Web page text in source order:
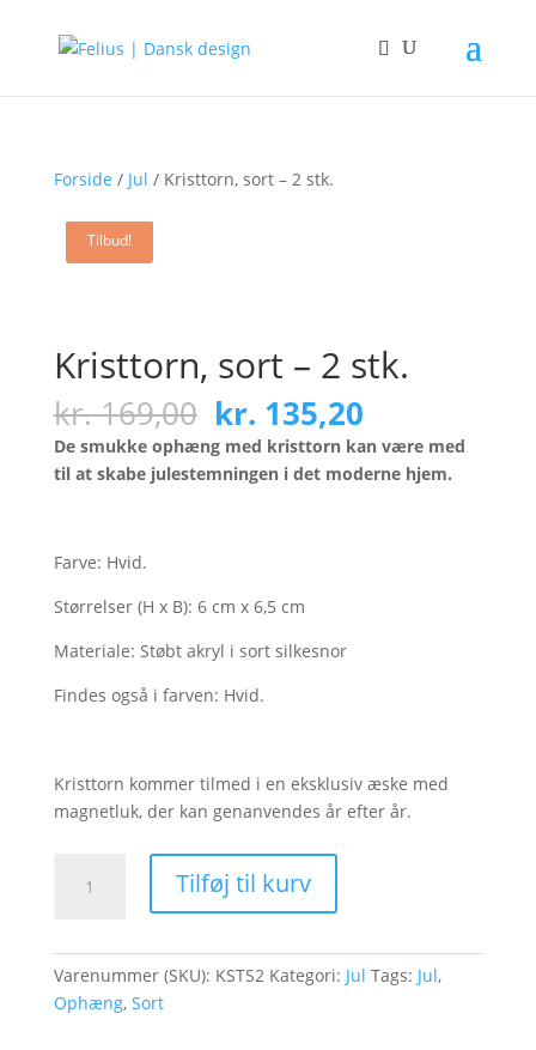
Forside / Jul / Kristtorn, sort – 2 stk.
Tilbud!
Kristtorn, sort – 2 stk.
kr.169,00 Den
oprindelige
pris
var:
kr. 135,20Den
aktuelle
pris
er:
De smukke ophæng med kristtorn kan være med
til at skabe julestemningen i det moderne hjem.
Farve: Hvid.
Størrelser (H x B): 6 cm x 6,5 cm
Materiale: Støbt akryl i sort silkesnor
Findes også i farven: Hvid.
Kristtorn kommer tilmed i en eksklusiv æske med
magnetluk, der kan genanvendes år efter år.
2
stk.
antal
Tilføj til kurv
Varenummer (SKU): KSTS2 Kategori: Jul Tags: Jul,
Ophæng, Sort
Tilbud!
Tilbud!
Tilbud!
Tilbud!
Tilbud!
Tilbud!